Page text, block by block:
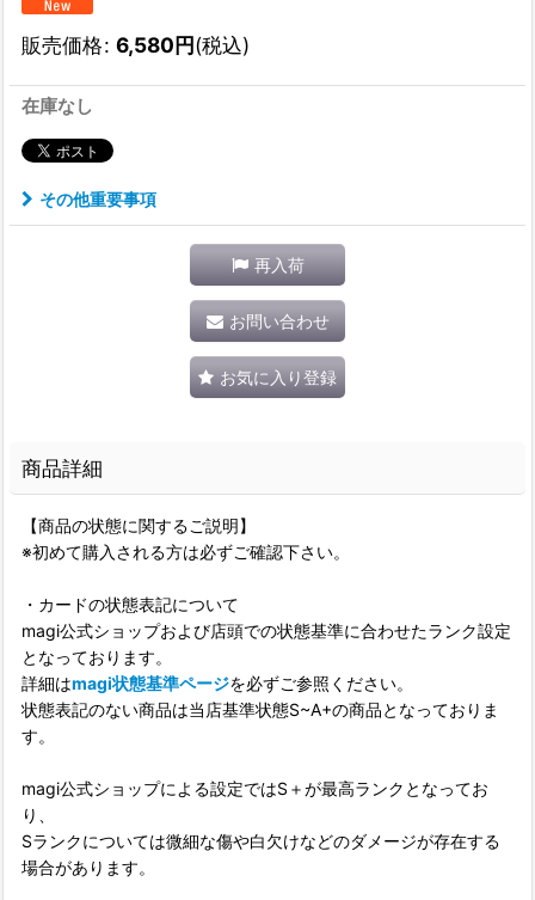
販売価格: 6,580円(税込)
在庫なし
その他重要事項
再入荷
お問い合わせ
お気に入り登録
商品詳細
【商品の状態に関するご説明】
※初めて購入される方は必ずご確認下さい。
・カードの状態表記について
magi公式ショップおよび店頭での状態基準に合わせたランク設定
となっております。
詳細はmagi状態基準ページを必ずご参照ください。
状態表記のない商品は当店基準状態S~A+の商品となっておりま
す。
magi公式ショップによる設定ではS＋が最高ランクとなってお
り、
Sランクについては微細な傷や白欠けなどのダメージが存在する
場合があります。